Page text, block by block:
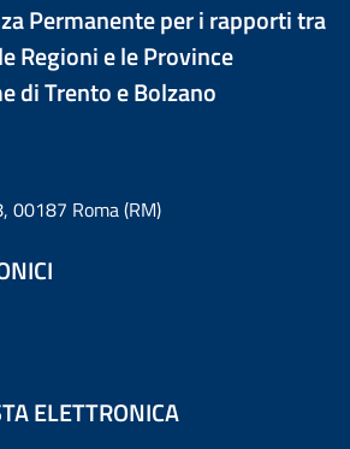
Permanente per i rapporti tra
Regioni e le Province
di Trento e Bolzano
00187 Roma (RM)
ELETTRONICA